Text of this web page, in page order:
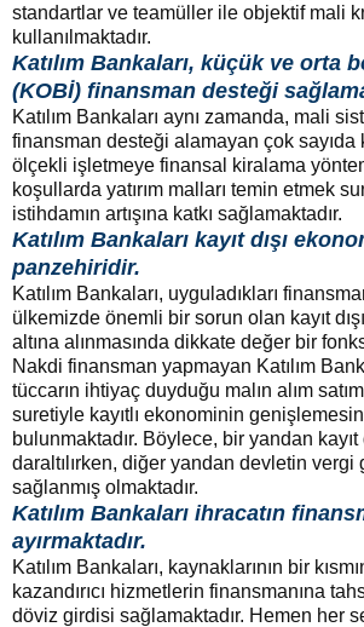
standartlar ve teamüller ile objektif mali
kullanılmaktadır.
Katılım Bankaları, küçük ve orta
(KOBİ) finansman desteği
Katılım Bankaları aynı zamanda, mali
finansman desteği alamayan çok sayıda
ölçekli işletmeye finansal kiralama
koşullarda yatırım malları temin etmek
istihdamın artışına katkı sağlamaktadır.
Katılım Bankaları kayıt dışı
panzehiridir.
Katılım Bankaları, uyguladıkları
ülkemizde önemli bir sorun olan kayıt
altına alınmasında dikkate değer bir
Nakdi finansman yapmayan Katılım
tüccarın ihtiyaç duyduğu malın alım
suretiyle kayıtlı ekonominin
bulunmaktadır. Böylece, bir yandan kayıt
daraltılırken, diğer yandan devletin vergi
sağlanmış olmaktadır.
Katılım Bankaları ihracatın
ayırmaktadır.
Katılım Bankaları, kaynaklarının bir
kazandırıcı hizmetlerin finansmanına
döviz girdisi sağlamaktadır. Hemen her